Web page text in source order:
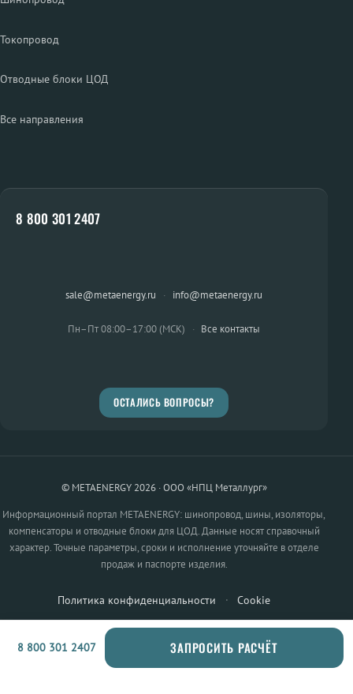
Токопровод
Отводные блоки ЦОД
Все направления
8 800 301 2407
sale@metaenergy.ru · info@metaenergy.ru
Пн–Пт 08:00–17:00 (МСК) · Все контакты
ОСТАЛИСЬ ВОПРОСЫ?
© METAENERGY 2026 · ООО «НПЦ Металлург»
Информационный портал METAENERGY: шинопровод, шины, изоляторы,
компенсаторы и отводные блоки для ЦОД. Данные носят справочный
характер. Точные параметры, сроки и исполнение уточняйте в отделе
продаж и паспорте изделия.
Политика конфиденциальности · Cookie
8 800 301 2407 ЗАПРОСИТЬ РАСЧЁТ